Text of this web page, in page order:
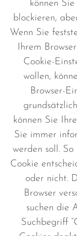
können
blockieren,
Wenn Sie
Ihrem
Cookie-
wollen,
Browser-
können Sie
Sie immer
werden soll.
Cookie
oder nicht.
Browser
suchen die
Suchbegriff